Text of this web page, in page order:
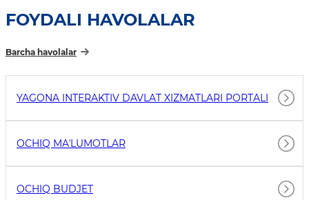
FOYDALI HAVOLALAR
Barcha havolalar
YAGONA INTERAKTIV DAVLAT XIZMATLARI PORTALI
OCHIQ MAʼLUMOTLAR
OCHIQ BUDJET